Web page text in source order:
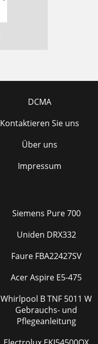
DCMA
Kontaktieren Sie uns
Über uns
Impressum
Siemens Pure 700
Uniden DRX332
Faure FBA22427SV
Acer Aspire E5-475
Whirlpool B TNF 5011 W
Gebrauchs- und
Pflegeanleitung